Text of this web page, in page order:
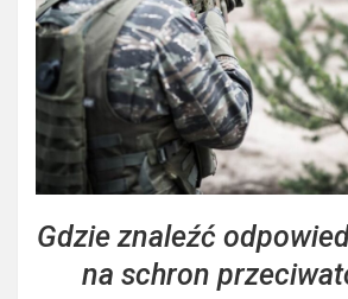
Gdzie znaleźć
na schron